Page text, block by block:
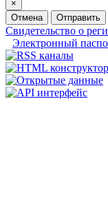
×
Отмена
Отправить
Свидетельство о
Электронный